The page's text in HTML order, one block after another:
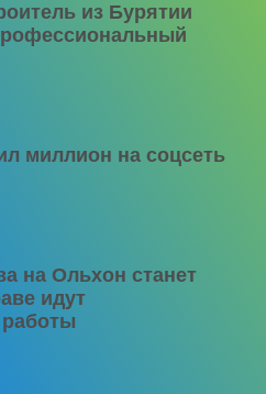
из Бурятии
миллион на соцсеть
на Ольхон станет
идут